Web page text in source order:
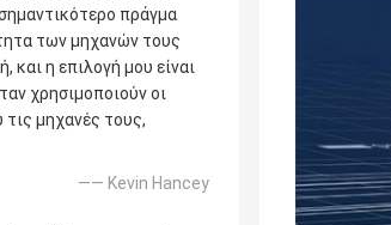
πράγμα
των μηχανών τους
και η επιλογή μου είναι
χρησιμοποιούν οι
τις μηχανές τους,
—— Kevin Hancey